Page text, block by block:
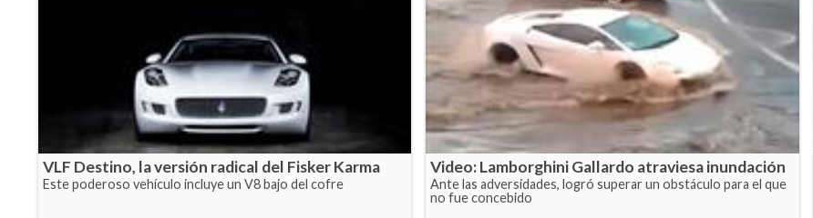
VLF Destino, la versión radical del Fisker Karma
Este poderoso vehículo incluye un V8 bajo del cofre
Video: Lamborghini Gallardo atraviesa inundación
Ante las adversidades, logró superar un obstáculo para el que
no fue concebido